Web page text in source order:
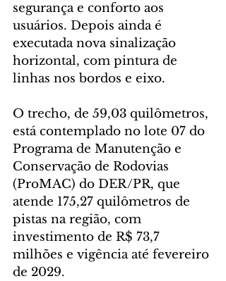
segurança e conforto aos
usuários. Depois ainda é
executada nova sinalização
horizontal, com pintura de
linhas nos bordos e eixo.
O trecho, de 59,03 quilômetros,
está contemplado no lote 07 do
Programa de Manutenção e
Conservação de Rodovias
(ProMAC) do DER/PR, que
atende 175,27 quilômetros de
pistas na região, com
investimento de R$ 73,7
milhões e vigência até fevereiro
de 2029.